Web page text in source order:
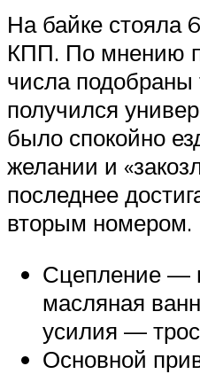
На байке стояла
КПП. По мнению
числа подобраны
получился
было спокойно
желании и
последнее
вторым номером.
Сцепление —
масляная
усилия —
Основной